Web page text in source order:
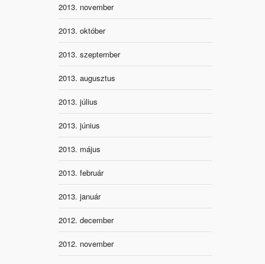
2013. november
2013. október
2013. szeptember
2013. augusztus
2013. július
2013. június
2013. május
2013. február
2013. január
2012. december
2012. november